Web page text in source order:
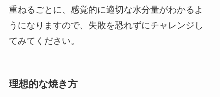
重ねるごとに、感覚的に適切な水分量がわかるよ
うになりますので、失敗を恐れずにチャレンジし
てみてください。
理想的な焼き方